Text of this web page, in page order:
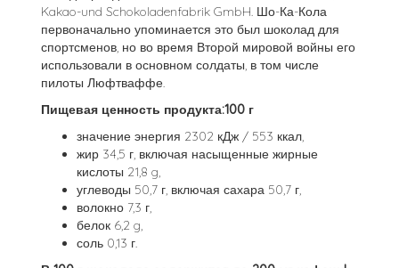
Kakao-und Schokoladenfabrik GmbH. Шо-Ка-Кола
первоначально упоминается это был шоколад для
спортсменов, но во время Второй мировой войны его
использовали в основном солдаты, в том числе
пилоты Люфтваффе.
Пищевая ценность продукта:100 г
значение энергия 2302 кДж / 553 ккал,
жир 34,5 г, включая насыщенные жирные
кислоты 21,8 g,
углеводы 50,7 г, включая сахара 50,7 г,
волокно 7,3 г,
белок 6,2 g,
соль 0,13 г.